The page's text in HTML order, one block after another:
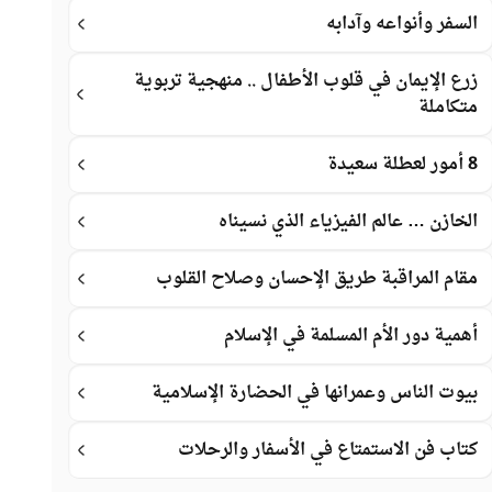
السفر وأنواعه وآدابه
زرع الإيمان في قلوب الأطفال .. منهجية تربوية
متكاملة
8 أمور لعطلة سعيدة
الخازن … عالم الفيزياء الذي نسيناه
مقام المراقبة طريق الإحسان وصلاح القلوب
أهمية دور الأم المسلمة في الإسلام
بيوت الناس وعمرانها في الحضارة الإسلامية
كتاب فن الاستمتاع في الأسفار والرحلات